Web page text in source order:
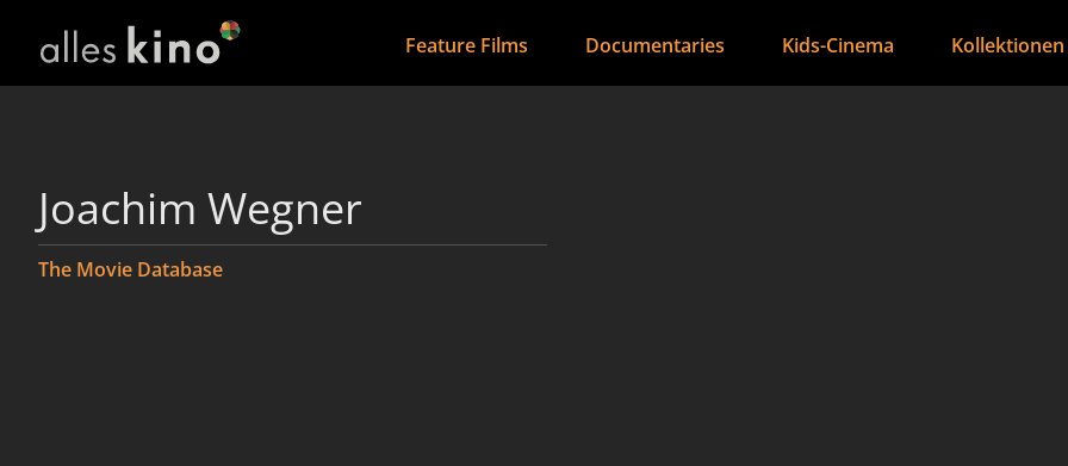
Feature Films Documentaries Kids-Cinema Kollektionen
Joachim Wegner
The Movie Database